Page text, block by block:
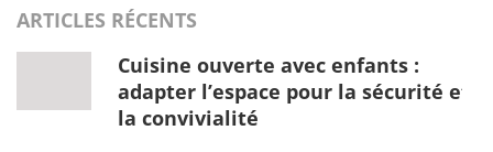
ARTICLES RÉCENTS
Cuisine ouverte avec enfants :
adapter l’espace pour la sécurité et
la convivialité